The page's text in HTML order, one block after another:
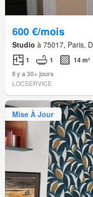
600 €/mois
Studio à 75017, Paris,
1 1
14 m²
Il y a 30+ jours
LOCSERVICE
Mise À Jour